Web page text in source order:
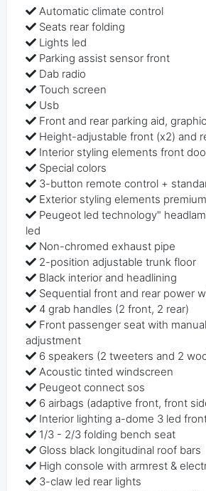
Automatic climate control
Seats rear folding
Lights led
Parking assist sensor front
Dab radio
Touch screen
Usb
Front and rear parking aid,
Height-adjustable front (x2) and
Interior styling elements front
Special colors
3-button remote control +
Exterior styling elements
Peugeot led technology"
led
Non-chromed exhaust pipe
2-position adjustable trunk floor
Black interior and headlining
Sequential front and rear power
4 grab handles (2 front, 2 rear)
Front passenger seat with
adjustment
6 speakers (2 tweeters and 2
Acoustic tinted windscreen
Peugeot connect sos
6 airbags (adaptive front, front
Interior lighting a-dome 3 led
1/3 - 2/3 folding bench seat
Gloss black longitudinal roof bars
High console with armrest &
3-claw led rear lights